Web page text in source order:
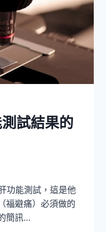
試結果的
功能測試，這是他
福避痛）必須做的
簡訊…